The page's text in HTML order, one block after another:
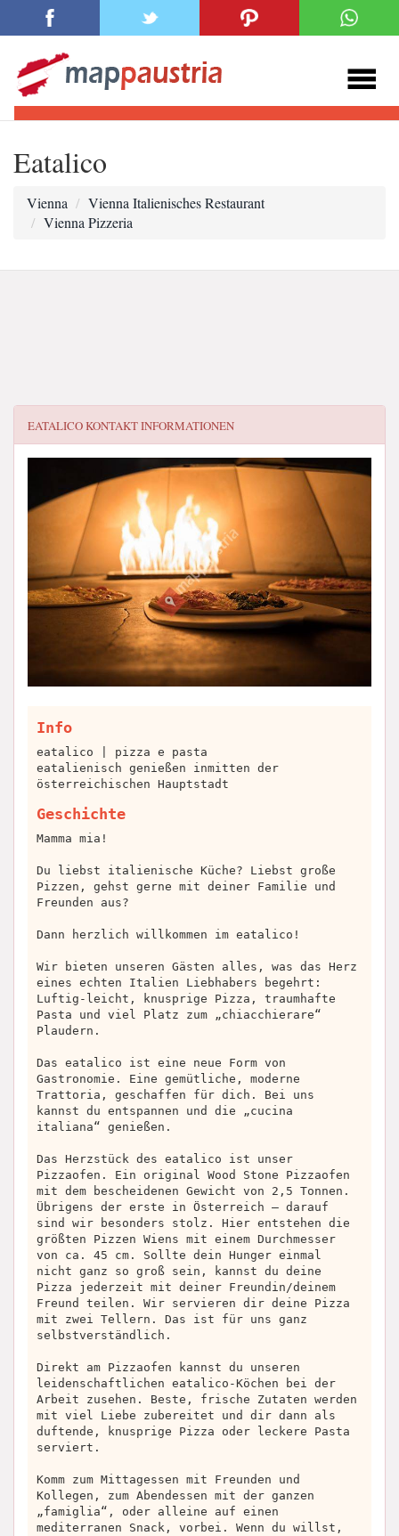
Eatalico
Vienna
Vienna Italienisches Restaurant
Vienna Pizzeria
EATALICOKONTAKT INFORMATIONEN
Info
eatalico | pizza e pasta
eatalienisch genießen inmitten der
österreichischen Hauptstadt
Geschichte
Mamma mia!
Du liebst italienische Küche? Liebst große
Pizzen, gehst gerne mit deiner Familie und
Freunden aus?
Dann herzlich willkommen im eatalico!
Wir bieten unseren Gästen alles, was das Herz
eines echten Italien Liebhabers begehrt:
Luftig-leicht, knusprige Pizza, traumhafte
Pasta und viel Platz zum „chiacchierare“
Plaudern.
Das eatalico ist eine neue Form von
Gastronomie. Eine gemütliche, moderne
Trattoria, geschaffen für dich. Bei uns
kannst du entspannen und die „cucina
italiana“ genießen.
Das Herzstück des eatalico ist unser
Pizzaofen. Ein original Wood Stone Pizzaofen
mit dem bescheidenen Gewicht von 2,5 Tonnen.
Übrigens der erste in Österreich – darauf
sind wir besonders stolz. Hier entstehen die
größten Pizzen Wiens mit einem Durchmesser
von ca. 45 cm. Sollte dein Hunger einmal
nicht ganz so groß sein, kannst du deine
Pizza jederzeit mit deiner Freundin/deinem
Freund teilen. Wir servieren dir deine Pizza
mit zwei Tellern. Das ist für uns ganz
selbstverständlich.
Direkt am Pizzaofen kannst du unseren
leidenschaftlichen eatalico-Köchen bei der
Arbeit zusehen. Beste, frische Zutaten werden
mit viel Liebe zubereitet und dir dann als
duftende, knusprige Pizza oder leckere Pasta
serviert.
Komm zum Mittagessen mit Freunden und
Kollegen, zum Abendessen mit der ganzen
„famiglia“, oder alleine auf einen
mediterranen Snack, vorbei. Wenn du willst,